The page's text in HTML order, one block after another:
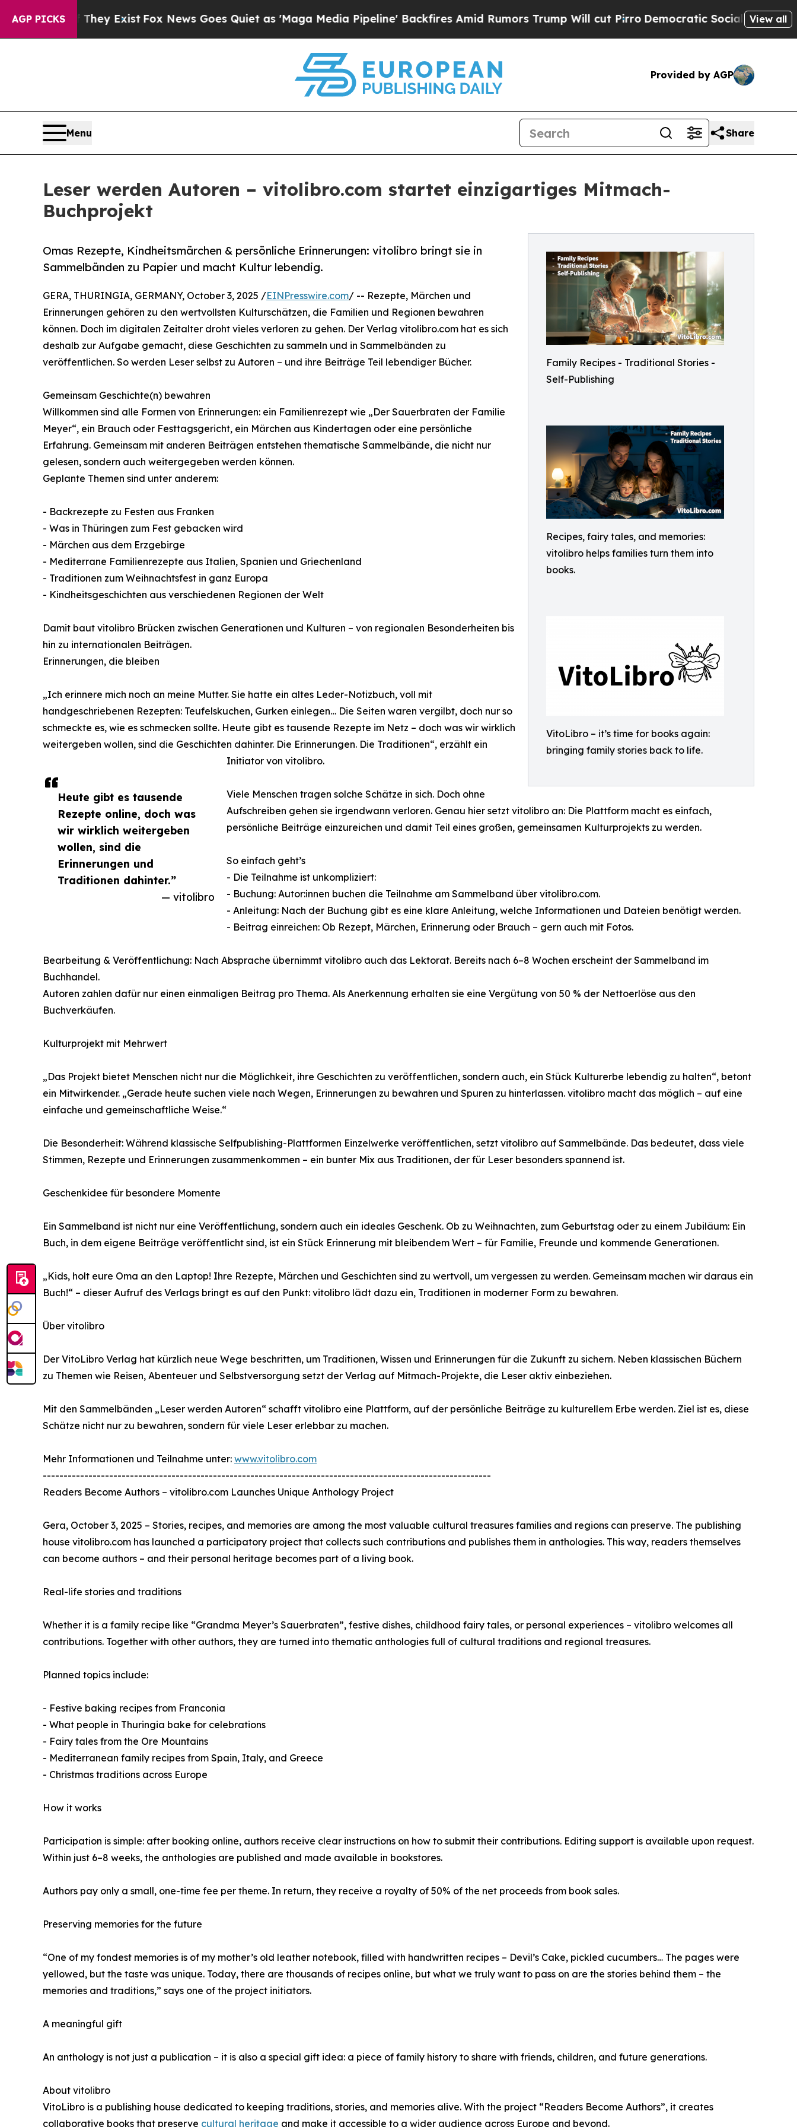
AGP PICKS
They Exist Fox News Goes Quiet as 'Maga Media Pipeline' Backfires Amid Rumors Trump Will cut PirroDemocratic Socialists of AmericaView all
Provided by AGP
Menu Share
Leser werden Autoren – vitolibro.com startet einzigartiges Mitmach-
Buchprojekt
Family Recipes - Traditional Stories -
Self-Publishing
Recipes, fairy tales, and memories:
vitolibro helps families turn them into
books.
VitoLibro – it’s time for books again:
bringing family stories back to life.
Omas Rezepte, Kindheitsmärchen & persönliche Erinnerungen: vitolibro bringt sie in
Sammelbänden zu Papier und macht Kultur lebendig.
Heute gibt es tausende
Rezepte online, doch was
wir wirklich weitergeben
wollen, sind die
Erinnerungen und
Traditionen dahinter.”
— vitolibro
GERA, THURINGIA, GERMANY, October 3, 2025 /EINPresswire.com/ -- Rezepte, Märchen und
Erinnerungen gehören zu den wertvollsten Kulturschätzen, die Familien und Regionen bewahren
können. Doch im digitalen Zeitalter droht vieles verloren zu gehen. Der Verlag vitolibro.com hat es sich
deshalb zur Aufgabe gemacht, diese Geschichten zu sammeln und in Sammelbänden zu
veröffentlichen. So werden Leser selbst zu Autoren – und ihre Beiträge Teil lebendiger Bücher.
Gemeinsam Geschichte(n) bewahren
Willkommen sind alle Formen von Erinnerungen: ein Familienrezept wie „Der Sauerbraten der Familie
Meyer“, ein Brauch oder Festtagsgericht, ein Märchen aus Kindertagen oder eine persönliche
Erfahrung. Gemeinsam mit anderen Beiträgen entstehen thematische Sammelbände, die nicht nur
gelesen, sondern auch weitergegeben werden können.
Geplante Themen sind unter anderem:
- Backrezepte zu Festen aus Franken
- Was in Thüringen zum Fest gebacken wird
- Märchen aus dem Erzgebirge
- Mediterrane Familienrezepte aus Italien, Spanien und Griechenland
- Traditionen zum Weihnachtsfest in ganz Europa
- Kindheitsgeschichten aus verschiedenen Regionen der Welt
Damit baut vitolibro Brücken zwischen Generationen und Kulturen – von regionalen Besonderheiten bis
hin zu internationalen Beiträgen.
Erinnerungen, die bleiben
„Ich erinnere mich noch an meine Mutter. Sie hatte ein altes Leder-Notizbuch, voll mit
handgeschriebenen Rezepten: Teufelskuchen, Gurken einlegen… Die Seiten waren vergilbt, doch nur so
schmeckte es, wie es schmecken sollte. Heute gibt es tausende Rezepte im Netz – doch was wir wirklich
weitergeben wollen, sind die Geschichten dahinter. Die Erinnerungen. Die Traditionen“, erzählt ein
Initiator von vitolibro.
Viele Menschen tragen solche Schätze in sich. Doch ohne
Aufschreiben gehen sie irgendwann verloren. Genau hier setzt vitolibro an: Die Plattform macht es einfach,
persönliche Beiträge einzureichen und damit Teil eines großen, gemeinsamen Kulturprojekts zu werden.
So einfach geht’s
- Die Teilnahme ist unkompliziert:
- Buchung: Autor:innen buchen die Teilnahme am Sammelband über vitolibro.com.
- Anleitung: Nach der Buchung gibt es eine klare Anleitung, welche Informationen und Dateien benötigt werden.
- Beitrag einreichen: Ob Rezept, Märchen, Erinnerung oder Brauch – gern auch mit Fotos.
Bearbeitung & Veröffentlichung: Nach Absprache übernimmt vitolibro auch das Lektorat. Bereits nach 6–8 Wochen erscheint der Sammelband im
Buchhandel.
Autoren zahlen dafür nur einen einmaligen Beitrag pro Thema. Als Anerkennung erhalten sie eine Vergütung von 50 % der Nettoerlöse aus den
Buchverkäufen.
Kulturprojekt mit Mehrwert
„Das Projekt bietet Menschen nicht nur die Möglichkeit, ihre Geschichten zu veröffentlichen, sondern auch, ein Stück Kulturerbe lebendig zu halten“, betont
ein Mitwirkender. „Gerade heute suchen viele nach Wegen, Erinnerungen zu bewahren und Spuren zu hinterlassen. vitolibro macht das möglich – auf eine
einfache und gemeinschaftliche Weise.“
Die Besonderheit: Während klassische Selfpublishing-Plattformen Einzelwerke veröffentlichen, setzt vitolibro auf Sammelbände. Das bedeutet, dass viele
Stimmen, Rezepte und Erinnerungen zusammenkommen – ein bunter Mix aus Traditionen, der für Leser besonders spannend ist.
Geschenkidee für besondere Momente
Ein Sammelband ist nicht nur eine Veröffentlichung, sondern auch ein ideales Geschenk. Ob zu Weihnachten, zum Geburtstag oder zu einem Jubiläum: Ein
Buch, in dem eigene Beiträge veröffentlicht sind, ist ein Stück Erinnerung mit bleibendem Wert – für Familie, Freunde und kommende Generationen.
„Kids, holt eure Oma an den Laptop! Ihre Rezepte, Märchen und Geschichten sind zu wertvoll, um vergessen zu werden. Gemeinsam machen wir daraus ein
Buch!“ – dieser Aufruf des Verlags bringt es auf den Punkt: vitolibro lädt dazu ein, Traditionen in moderner Form zu bewahren.
Über vitolibro
Der VitoLibro Verlag hat kürzlich neue Wege beschritten, um Traditionen, Wissen und Erinnerungen für die Zukunft zu sichern. Neben klassischen Büchern
zu Themen wie Reisen, Abenteuer und Selbstversorgung setzt der Verlag auf Mitmach-Projekte, die Leser aktiv einbeziehen.
Mit den Sammelbänden „Leser werden Autoren“ schafft vitolibro eine Plattform, auf der persönliche Beiträge zu kulturellem Erbe werden. Ziel ist es, diese
Schätze nicht nur zu bewahren, sondern für viele Leser erlebbar zu machen.
Mehr Informationen und Teilnahme unter: www.vitolibro.com
------------------------------------------------------------------------------------------------------------
Readers Become Authors – vitolibro.com Launches Unique Anthology Project
Gera, October 3, 2025 – Stories, recipes, and memories are among the most valuable cultural treasures families and regions can preserve. The publishing
house vitolibro.com has launched a participatory project that collects such contributions and publishes them in anthologies. This way, readers themselves
can become authors – and their personal heritage becomes part of a living book.
Real-life stories and traditions
Whether it is a family recipe like “Grandma Meyer’s Sauerbraten”, festive dishes, childhood fairy tales, or personal experiences – vitolibro welcomes all
contributions. Together with other authors, they are turned into thematic anthologies full of cultural traditions and regional treasures.
Planned topics include:
- Festive baking recipes from Franconia
- What people in Thuringia bake for celebrations
- Fairy tales from the Ore Mountains
- Mediterranean family recipes from Spain, Italy, and Greece
- Christmas traditions across Europe
How it works
Participation is simple: after booking online, authors receive clear instructions on how to submit their contributions. Editing support is available upon request.
Within just 6–8 weeks, the anthologies are published and made available in bookstores.
Authors pay only a small, one-time fee per theme. In return, they receive a royalty of 50% of the net proceeds from book sales.
Preserving memories for the future
“One of my fondest memories is of my mother’s old leather notebook, filled with handwritten recipes – Devil’s Cake, pickled cucumbers… The pages were
yellowed, but the taste was unique. Today, there are thousands of recipes online, but what we truly want to pass on are the stories behind them – the
memories and traditions,” says one of the project initiators.
A meaningful gift
An anthology is not just a publication – it is also a special gift idea: a piece of family history to share with friends, children, and future generations.
About vitolibro
VitoLibro is a publishing house dedicated to keeping traditions, stories, and memories alive. With the project “Readers Become Authors”, it creates
collaborative books that preserve cultural heritage and make it accessible to a wider audience across Europe and beyond.